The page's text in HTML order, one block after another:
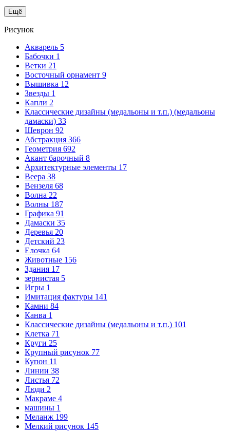
Ещё
Рисунок
Акварель 5
Бабочки 1
Ветки 21
Восточный орнамент 9
Вышивка 12
Звезды 1
Капли 2
Классические дизайны (медальоны и т.п.) (медальоны
дамаски) 33
Шеврон 92
Абстракция 366
Геометрия 692
Акант барочный 8
Архитектурные элементы 17
Веера 38
Вензеля 68
Волна 22
Волны 187
Графика 91
Дамаски 35
Деревья 20
Детский 23
Елочка 64
Животные 156
Здания 17
зернистая 5
Игры 1
Имитация фактуры 141
Камни 84
Канва 1
Классические дизайны (медальоны и т.п.) 101
Клетка 71
Круги 25
Крупный рисунок 77
Купон 11
Линии 38
Листья 72
Люди 2
Макраме 4
машины 1
Меланж 199
Мелкий рисунок 145